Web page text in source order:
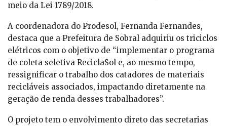
meio da Lei 1789/2018.
A coordenadora do Prodesol, Fernanda Fernandes,
destaca que a Prefeitura de Sobral adquiriu os triciclos
elétricos com o objetivo de “implementar o programa
de coleta seletiva ReciclaSol e, ao mesmo tempo,
ressignificar o trabalho dos catadores de materiais
recicláveis associados, impactando diretamente na
geração de renda desses trabalhadores”.
O projeto tem o envolvimento direto das secretarias